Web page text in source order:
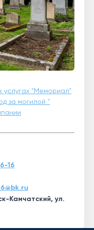
услугах "Мемориал"
за могилой "
16
Камчатский, ул.